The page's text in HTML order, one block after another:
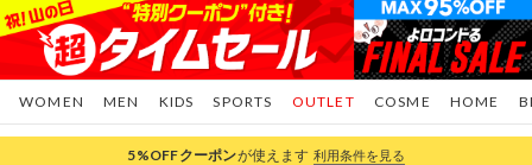
WOMEN MEN KIDS SPORTS COSME HOME
OUTLET
5%OFFクーポンが使えます 利用条件を見る